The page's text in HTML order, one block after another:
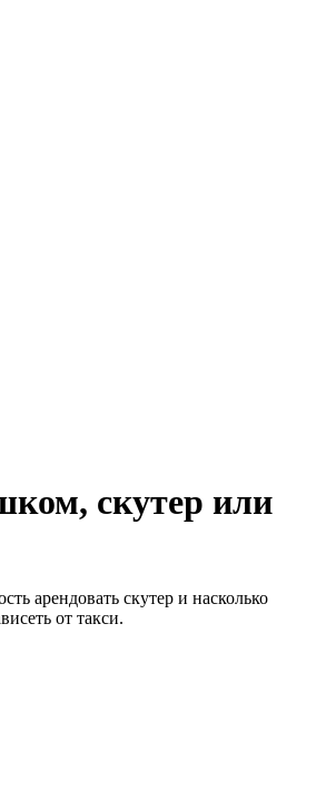
скутер или
арендовать скутер и насколько
от такси.